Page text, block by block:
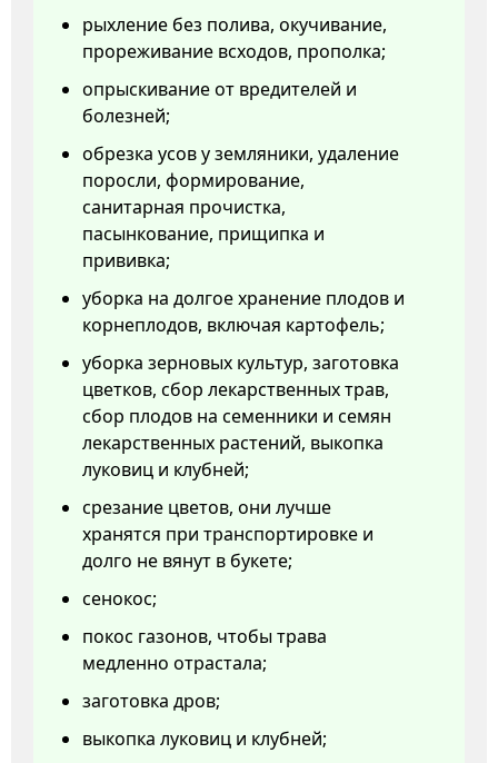
рыхление без полива, окучивание,
прореживание всходов, прополка;
опрыскивание от вредителей и
болезней;
обрезка усов у земляники, удаление
поросли, формирование,
санитарная прочистка,
пасынкование, прищипка и
прививка;
уборка на долгое хранение плодов и
корнеплодов, включая картофель;
уборка зерновых культур, заготовка
цветков, сбор лекарственных трав,
сбор плодов на семенники и семян
лекарственных растений, выкопка
луковиц и клубней;
срезание цветов, они лучше
хранятся при транспортировке и
долго не вянут в букете;
сенокос;
покос газонов, чтобы трава
медленно отрастала;
заготовка дров;
выкопка луковиц и клубней;